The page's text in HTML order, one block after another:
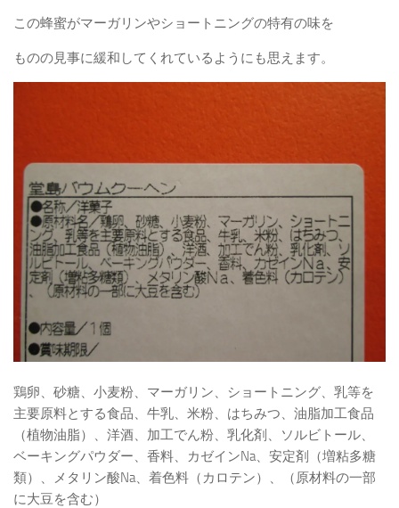
この蜂蜜がマーガリンやショートニングの特有の味を
ものの見事に緩和してくれているようにも思えます。
鶏卵、砂糖、小麦粉、マーガリン、ショートニング、乳等を
主要原料とする食品、牛乳、米粉、はちみつ、油脂加工食品
（植物油脂）、洋酒、加工でん粉、乳化剤、ソルビトール、
ベーキングパウダー、香料、カゼインNa、安定剤（増粘多糖
類）、メタリン酸Na、着色料（カロテン）、（原材料の一部
に大豆を含む）